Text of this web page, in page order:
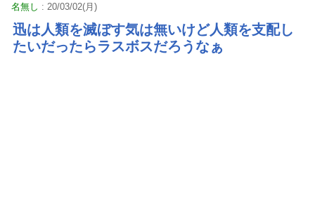
名無し : 20/03/02(月)
迅は人類を滅ぼす気は無いけど人類を支配し
たいだったらラスボスだろうなぁ